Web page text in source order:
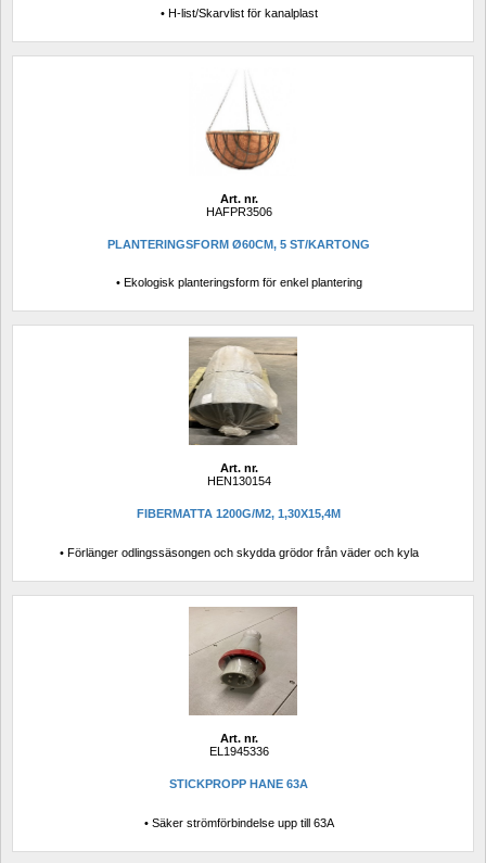
• H-list/Skarvlist för kanalplast
Art. nr.
HAFPR3506
PLANTERINGSFORM Ø60CM, 5 ST/KARTONG
• Ekologisk planteringsform för enkel plantering
Art. nr.
HEN130154
FIBERMATTA 1200G/M2, 1,30X15,4M
• Förlänger odlingssäsongen och skydda grödor från väder och kyla
Art. nr.
EL1945336
STICKPROPP HANE 63A
• Säker strömförbindelse upp till 63A